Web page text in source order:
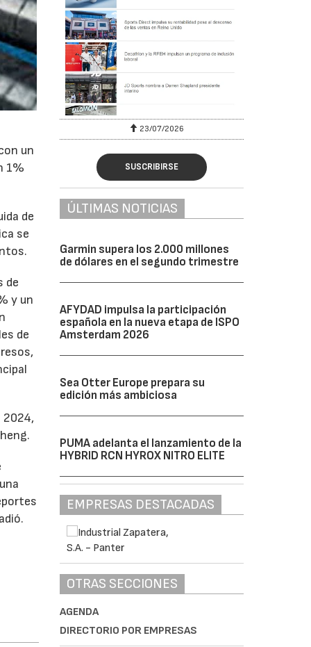
un
1%
de
se
de
y un
de
2024,
23/07/2026
SUSCRIBIRSE
ÚLTIMAS NOTICIAS
Garmin supera los 2.000 millones
de dólares en el segundo trimestre
AFYDAD impulsa la participación
española en la nueva etapa de ISPO
Amsterdam 2026
Sea Otter Europe prepara su
edición más ambiciosa
PUMA adelanta el lanzamiento de la
HYBRID RCN HYROX NITRO ELITE
EMPRESAS DESTACADAS
OTRAS SECCIONES
AGENDA
DIRECTORIO POR EMPRESAS